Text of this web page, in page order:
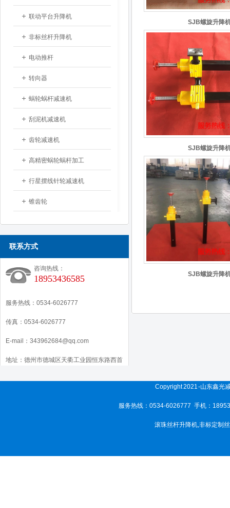
联动平台升降机
非标丝杆升降机
电动推杆
转向器
蜗轮蜗杆减速机
刮泥机减速机
齿轮减速机
高精密蜗轮蜗杆加工
行星摆线针轮减速机
锥齿轮
联系方式
咨询热线：
18953436585
服务热线：0534-6026777
传真：0534-6026777
E-mail：343962684@qq.com
地址：德州市德城区天衢工业园恒东路西首
SJB螺旋升降
SJB螺旋升降
SJB螺旋升降
Copyright 2021 -山东鑫光
服务热线：0534-6026777 手机：
滚珠丝杆升降机,非标定制